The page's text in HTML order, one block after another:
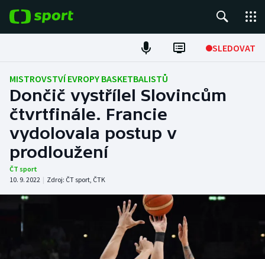
SLEDOVAT
Fotbal
Hokej
Tenis
Atletika
MISTROVSTVÍ EVROPY BASKETBALISTŮ
Dončič vystřílel Slovincům
čtvrtfinále. Francie
vydolovala postup v
prodloužení
ČT sport
10. 9. 2022 | Zdroj: ČT sport, ČTK